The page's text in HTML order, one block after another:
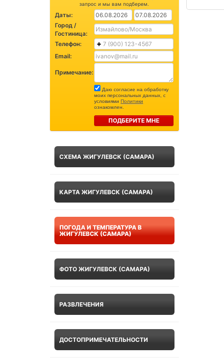
запрос и мы вам подберем.
Даты:
Город /
Гостиница:
Телефон:
Email:
Примечание:
Даю согласие на обработку
моих персональных данных, с
условиями Политики
ознакомлен.
ПОДБЕРИТЕ МНЕ
СХЕМА ЖИГУЛЕВСК (САМАРА)
КАРТА ЖИГУЛЕВСК (САМАРА)
ПОГОДА И ТЕМПЕРАТУРА В
ЖИГУЛЕВСК (САМАРА)
ФОТО ЖИГУЛЕВСК (САМАРА)
РАЗВЛЕЧЕНИЯ
ДОСТОПРИМЕЧАТЕЛЬНОСТИ